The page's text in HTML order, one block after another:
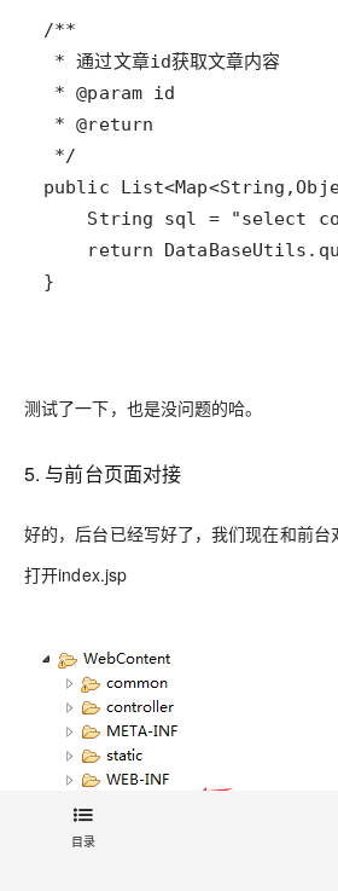
}
测试了一下，也是没问题的哈。
5. 与前台页面对接
好的，后台已经写好了，我们现在和前台
打开index.jsp
目录